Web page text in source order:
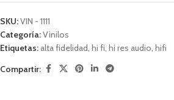
SKU:VIN - 1111
Categoría:Vinilos
Etiquetas: alta fidelidad, hi fi, hi res audio, hifi
Compartir: